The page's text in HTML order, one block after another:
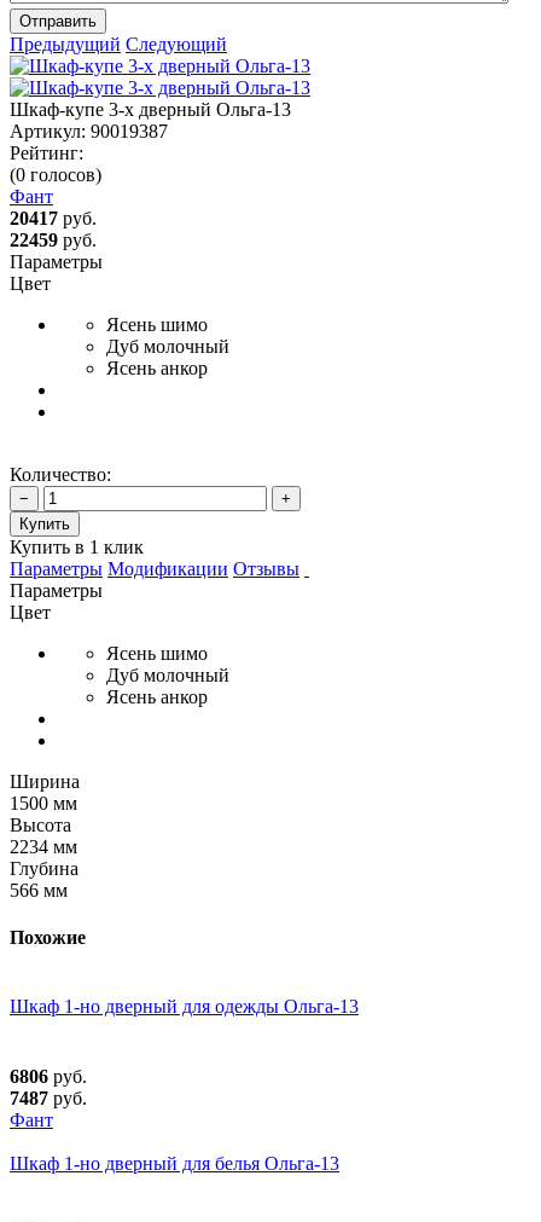
Отправить
Предыдущий Следующий
Шкаф-купе 3-х дверный Ольга-13
Артикул: 90019387
Рейтинг:
(0 голосов)
Фант
20417 руб.
22459 руб.
Параметры
Цвет
Ясень шимо
Дуб молочный
Ясень анкор
Количество:
−
+
Купить
Купить в 1 клик
Параметры Модификации Отзывы
Параметры
Цвет
Ясень шимо
Дуб молочный
Ясень анкор
Ширина
1500 мм
Высота
2234 мм
Глубина
566 мм
Похожие
Шкаф 1-но дверный для одежды Ольга-13
6806 руб.
7487 руб.
Фант
Шкаф 1-но дверный для белья Ольга-13